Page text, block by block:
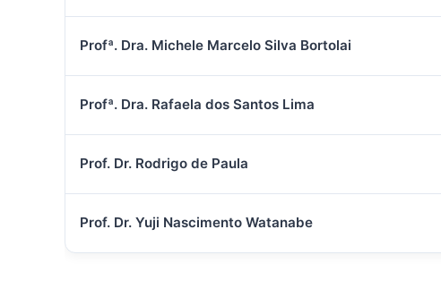
Profª. Dra. Michele Marcelo Silva Bortolai
Profª. Dra. Rafaela dos Santos Lima
Prof. Dr. Rodrigo de Paula
Prof. Dr. Yuji Nascimento Watanabe